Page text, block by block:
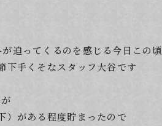
迫ってくるのを感じる今日この頃
下手くそなスタッフ大谷です
）がある程度貯まったので